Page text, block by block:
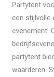
Partytent
een stijlvolle
evenement.
partytent
waarderen.